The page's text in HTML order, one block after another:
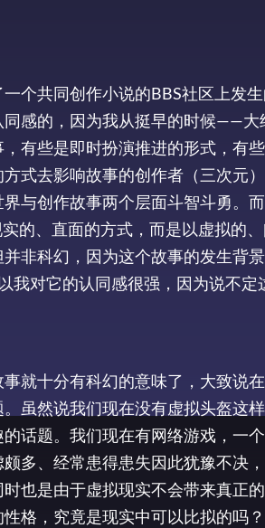
个共同创作小说的BBS社区上发
感的，因为我从挺早的时候——
有些是即时扮演推进的形式，有
式去影响故事的创作者（三次元
与创作故事两个层面斗智斗勇。
的、直面的方式，而是以虚拟的
非科幻，因为这个故事的发生背
对它的认同感很强，因为说不定
就十分有科幻的意味了，大致说
虽然说我们现在没有虚拟头盔这
话题。我们现在有网络游戏，一
多、经常患得患失因此犹豫不决
也是由于虚拟现实不会带来真正
格，究竟是现实中可以比拟的吗